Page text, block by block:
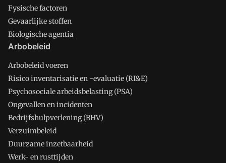
Fysische factoren
Gevaarlijke stoffen
Biologische agentia
Arbobeleid
Arbobeleid voeren
Risico inventarisatie en -evaluatie (RI&E)
Psychosociale arbeidsbelasting (PSA)
Ongevallen en incidenten
Bedrijfshulpverlening (BHV)
Verzuimbeleid
Duurzame inzetbaarheid
Werk- en rusttijden